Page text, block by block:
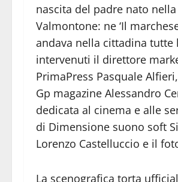
nascita del padre nato
Valmontone: ne ‘Il
andava nella cittadina tutte
intervenuti il direttore
PrimaPress Pasquale
Gp magazine Alessandro
dedicata al cinema e alle
di Dimensione suono soft
Lorenzo Castelluccio e il
La scenografica torta